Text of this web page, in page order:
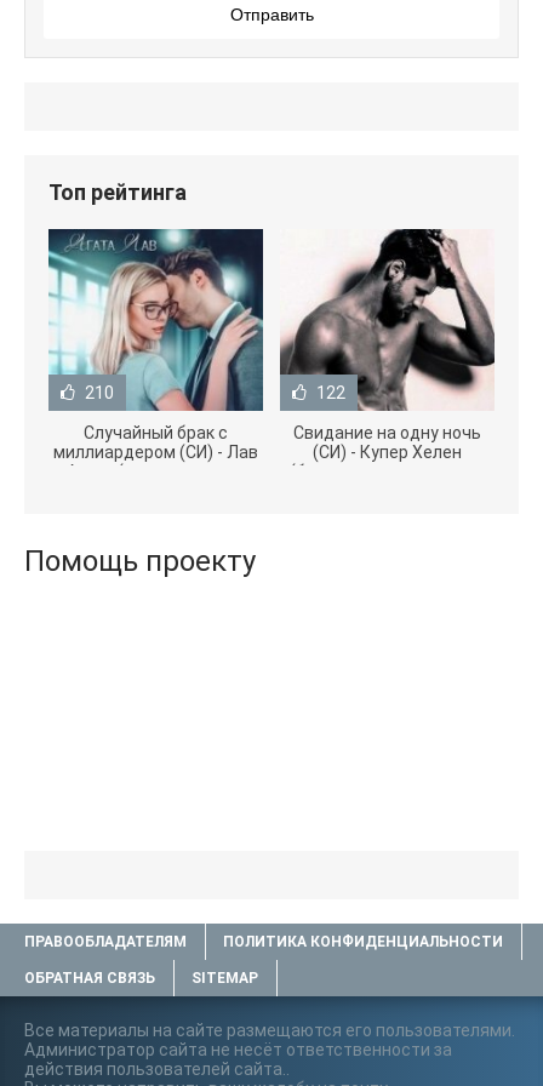
Отправить
Топ рейтинга
210
Случайный брак с
миллиардером (СИ) - Лав
Агата (полная версия
122
Свидание на одну ночь
(СИ) - Купер Хелен
(бесплатные серии книг
Помощь проекту
ПРАВООБЛАДАТЕЛЯМ ПОЛИТИКА КОНФИДЕНЦИАЛЬНОСТИ
ОБРАТНАЯ СВЯЗЬ SITEMAP
Все материалы на сайте размещаются его пользователями.
Администратор сайта не несёт ответственности за
действия пользователей сайта..